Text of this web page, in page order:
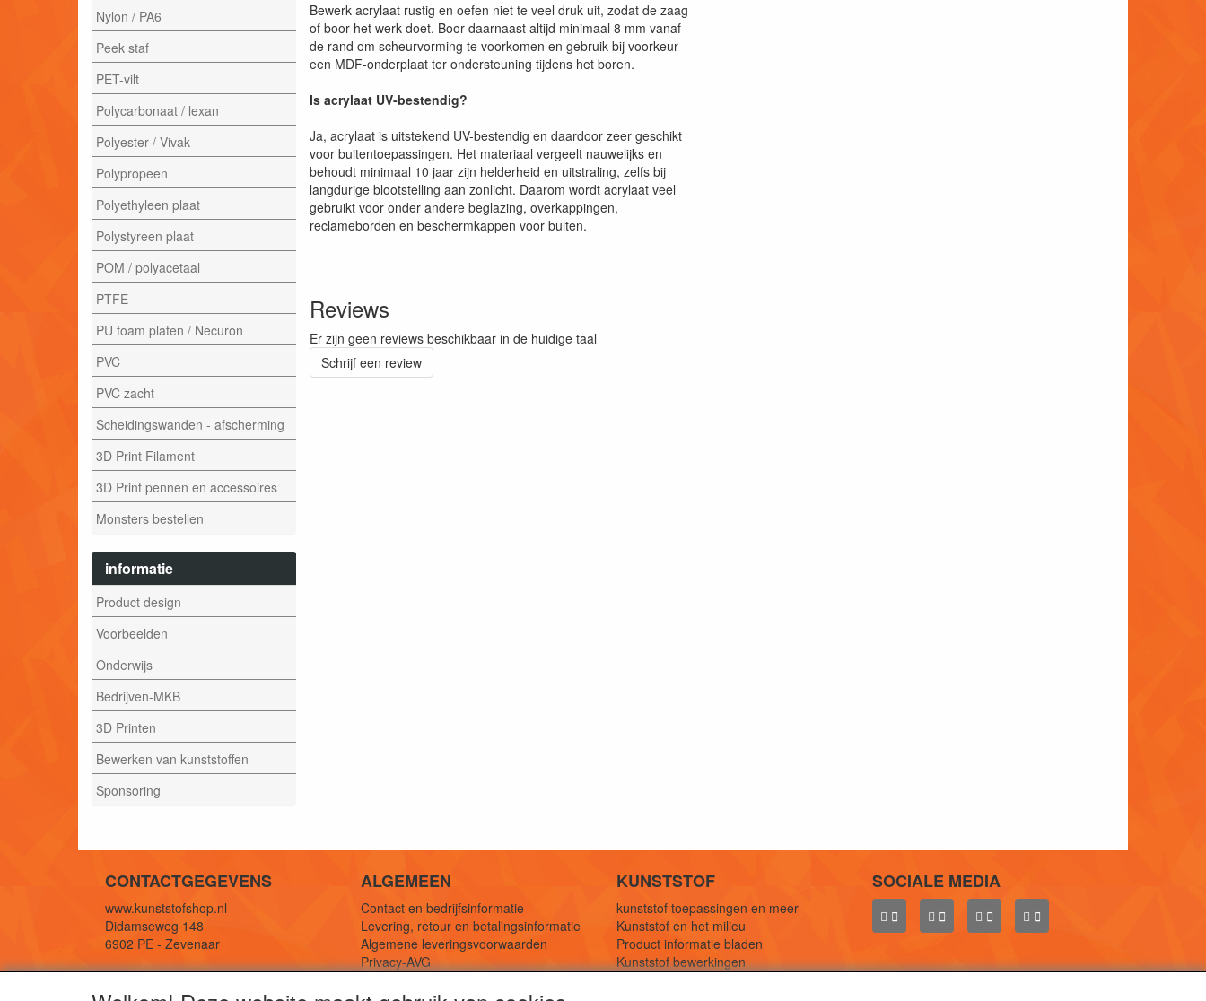
Nylon / PA6
Peek staf
PET-vilt
Polycarbonaat / lexan
Polyester / Vivak
Polypropeen
Polyethyleen plaat
Polystyreen plaat
POM / polyacetaal
PTFE
PU foam platen / Necuron
PVC
PVC zacht
Scheidingswanden - afscherming
3D Print Filament
3D Print pennen en accessoires
Monsters bestellen
informatie
Product design
Voorbeelden
Onderwijs
Bedrijven-MKB
3D Printen
Bewerken van kunststoffen
Sponsoring
Bewerk acrylaat rustig en oefen niet te veel druk uit, zodat de zaag
of boor het werk doet. Boor daarnaast altijd minimaal 8 mm vanaf
de rand om scheurvorming te voorkomen en gebruik bij voorkeur
een MDF-onderplaat ter ondersteuning tijdens het boren.
Is acrylaat UV-bestendig?
Ja, acrylaat is uitstekend UV-bestendig en daardoor zeer geschikt
voor buitentoepassingen. Het materiaal vergeelt nauwelijks en
behoudt minimaal 10 jaar zijn helderheid en uitstraling, zelfs bij
langdurige blootstelling aan zonlicht. Daarom wordt acrylaat veel
gebruikt voor onder andere beglazing, overkappingen,
reclameborden en beschermkappen voor buiten.
Reviews
Er zijn geen reviews beschikbaar in de huidige taal
Schrijf een review
CONTACTGEGEVENS
www.kunststofshop.nl
Didamseweg 148
6902 PE - Zevenaar
Telefoon: +31 (0) 316 241 994
ALGEMEEN
Contact en bedrijfsinformatie
Levering, retour en betalingsinformatie
Algemene leveringsvoorwaarden
Privacy-AVG
KUNSTSTOF
kunststof toepassingen en meer
Kunststof en het milieu
Product informatie bladen
Kunststof bewerkingen
SOCIALE MEDIA